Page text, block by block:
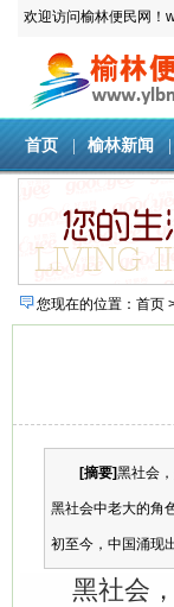
欢迎访问榆林便民网！
首页 榆林新闻
您现在的位置： 首页
[摘要]黑社会
黑社会中老大的角
初至今，中国涌现
黑社会，